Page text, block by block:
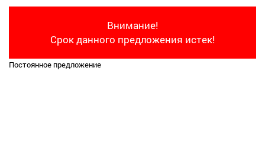
Внимание!
Срок данного предложения истек!
Постоянное предложение